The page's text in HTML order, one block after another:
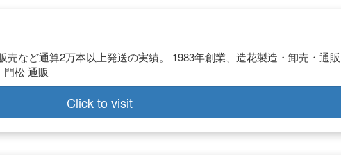
売など通算2万本以上発送の実績。 1983年創業、造花製造・卸売・通販
門松 通販
Click to visit